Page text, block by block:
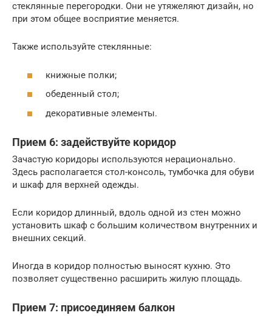
стеклянные перегородки. Они не утяжеляют дизайн, но
при этом общее восприятие меняется.
Также используйте стеклянные:
книжные полки;
обеденный стол;
декоративные элементы.
Прием 6: задействуйте коридор
Зачастую коридоры используются нерационально.
Здесь располагается стол-консоль, тумбочка для обуви
и шкаф для верхней одежды.
Если коридор длинный, вдоль одной из стен можно
установить шкаф с большим количеством внутренних и
внешних секций.
Иногда в коридор полностью выносят кухню. Это
позволяет существенно расширить жилую площадь.
Прием 7: присоединяем балкон